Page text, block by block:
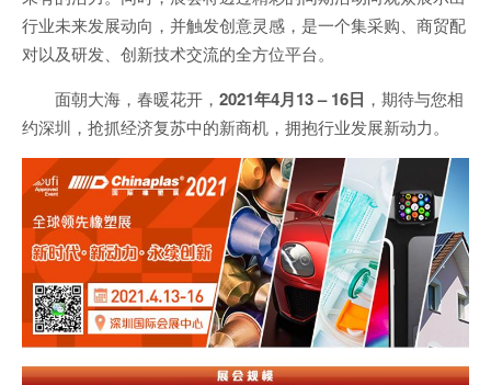
行业未来发展动向，并触发创意灵感，是一个集采购、商贸配
对以及研发、创新技术交流的全方位平台。
面朝大海，春暖花开， 2021年4月13 – 16日 ，期待与您相
约深圳，抢抓经济复苏中的新商机，拥抱行业发展新动力。